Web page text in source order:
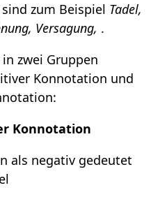
zum Beispiel Tadel,
Versagung, .
zwei Gruppen
Konnotation und
Konnotation
als negativ gedeutet